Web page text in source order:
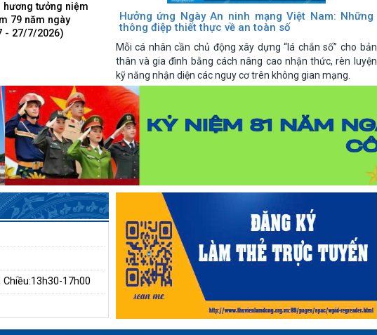
79 năm ngày
- 27/7/2026)
Hưởng ứng Ngày An ninh mạng Việt Nam: Những
thông điệp thiết thực về an toàn số
Mỗi cá nhân cần chủ động xây dựng “lá chắn số” cho bản
thân và gia đình bằng cách nâng cao nhận thức, rèn luyện
kỹ năng nhận diện các nguy cơ trên không gian mạng.
17h00